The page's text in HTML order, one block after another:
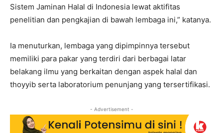
Sistem Jaminan Halal di Indonesia lewat aktifitas
penelitian dan pengkajian di bawah lembaga ini,” katanya.
Ia menuturkan, lembaga yang dipimpinnya tersebut
memiliki para pakar yang terdiri dari berbagai latar
belakang ilmu yang berkaitan dengan aspek halal dan
thoyyib serta laboratorium penunjang yang tersertifikasi.
- Advertisement -